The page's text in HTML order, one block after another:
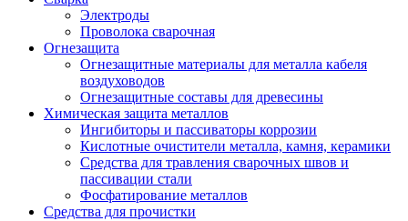
Электроды
Проволока сварочная
Огнезащита
Огнезащитные материалы для металла кабеля
воздуховодов
Огнезащитные составы для древесины
Химическая защита металлов
Ингибиторы и пассиваторы коррозии
Кислотные очистители металла, камня, керамики
Средства для травления сварочных швов и
пассивации стали
Фосфатирование металлов
Средства для прочистки